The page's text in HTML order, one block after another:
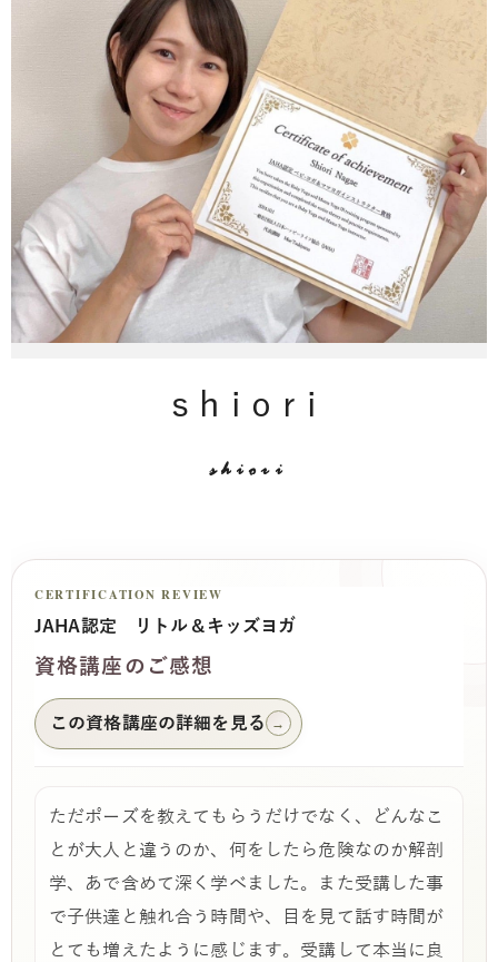
shiori
shiori
CERTIFICATION REVIEW
JAHA認定 リトル＆キッズヨガ
資格講座のご感想
この資格講座の詳細を見る →
ただポーズを教えてもらうだけでなく、どんなこ
とが大人と違うのか、何をしたら危険なのか解剖
学、あで含めて深く学べました。また受講した事
で子供達と触れ合う時間や、目を見て話す時間が
とても増えたように感じます。受講して本当に良